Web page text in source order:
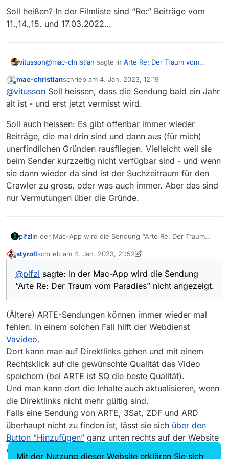
Soll heißen? In der Filmliste sind “Re:” Beiträge vom
11.,14.,15. und 17.03.2022…
vitusson@mac-christian sagte in Arte Re: Der Traum vom
@plfzlsagte inArte Re: Der Traum vom
Paradies
:
Mh…
Soll heißen? In der Filmliste sind “Re:” Beiträge vom
Offline
mac-christianschrieb am 4. Jan. 2023, 12:19
zuletzt editiert von
@vitusson Soll heissen, dass die Sendung bald ein Jahr
alt ist - und erst jetzt vermisst wird.
Soll auch heissen: Es gibt offenbar immer wieder
Beiträge, die mal drin sind und dann aus (für mich)
unerfindlichen Gründen rausfliegen. Vielleicht weil sie
beim Sender kurzzeitig nicht verfügbar sind - und wenn
sie dann wieder da sind ist der Suchzeitraum für den
Crawler zu gross, oder was auch immer. Aber das sind
nur Vermutungen über die Gründe.
plfzlIn der Mac-App wird die Sendung “Arte Re: Der Traum
Verfügbarkeit von 02.05.2022 bis 22.03.2023 angegeben.
Benutzte Version: MediathekView Version 13.8.1
Sucheinstellungen:
Suche in Beschreibung aktiviert
Filter “Nur HD-Filme anzeigen”
Ich habe schon ohne sämtliche Filter gesucht und auch
• Ist die Sendung in der Mediathek des Senders
vorhanden? Ja: https://www.arte.tv/de/videos/107194-
• Ist in MediathekView der “Zeitraum Tage” lang genug
gewählt um die Sendung abdecken zu können? Ja, ist so
eingestellt
• Wird die Sendung unter einem der übergeordneten
Sender mit aufgelistet? Gibt es einen übergeordneten
Sender bei Arte?
• Wurde die Sendung bereits ausgestrahlt? Ja, am
16.03.2022
• Wird die Sendung durch eine Blacklist gefiltert? Nein
• Ist die Filmliste aktuell? Ja, erstellt: 04.01.2023
• Bei MediathekView Web gesucht? Ja, wird auch dort
URL auf arte.tv: https://www.arte.tv/de/videos/107194-
styrollschrieb am 4. Jan. 2023, 21:52
zuletzt editiert von styroll 1. Apr. 2023, 22:56
@plfzl sagte: In der Mac-App wird die Sendung
“Arte Re: Der Traum vom Paradies” nicht angezeigt.
(Ältere) ARTE-Sendungen können immer wieder mal
fehlen. In einem solchen Fall hilft der Webdienst
Vavideo.
Dort kann man auf Direktlinks gehen und mit einem
Rechtsklick auf die gewünschte Qualität das Video
speichern (bei ARTE ist SQ die beste Qualität).
Und man kann dort die Inhalte auch aktualisieren, wenn
die Direktlinks nicht mehr gültig sind.
Falls eine Sendung von ARTE, 3Sat, ZDF und ARD
überhaupt nicht zu finden ist, lässt sie sich über den
Button “Hinzufügen” ganz unten rechts auf der Website
ergänzen.
Mit der Nutzung dieser Website erklären Sie sich